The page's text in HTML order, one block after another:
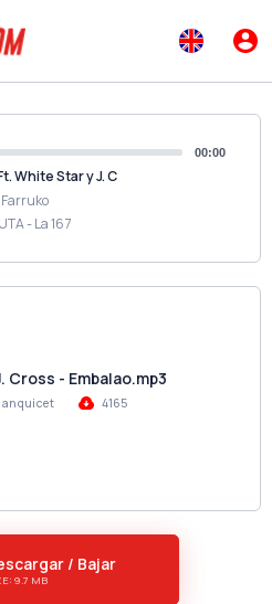
00:00
White Star y J. C
Farruko
- La 167
Cross - Embalao.mp3
4165
/ Bajar
9.7 MB